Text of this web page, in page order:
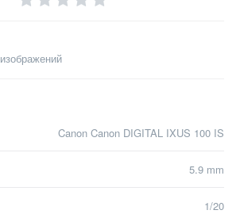
Canon Canon DIGITAL IXUS 100 IS
5.9 mm
1/20